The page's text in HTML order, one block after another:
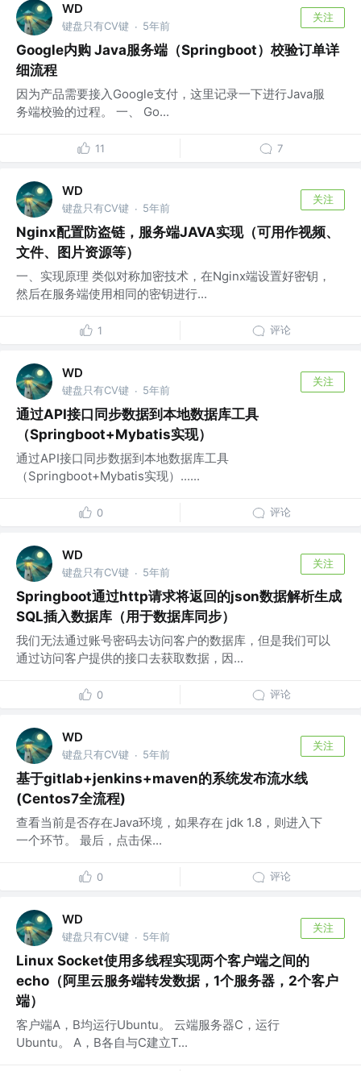
WD
键盘只有CV键 · 5年前
关注
Google内购 Java服务端（Springboot）校验订单详
细流程
因为产品需要接入Google支付，这里记录一下进行Java服
务端校验的过程。 一、 Go...
11 7
WD
键盘只有CV键 · 5年前
关注
Nginx配置防盗链，服务端JAVA实现（可用作视频、
文件、图片资源等）
一、实现原理 类似对称加密技术，在Nginx端设置好密钥，
然后在服务端使用相同的密钥进行...
1 评论
WD
键盘只有CV键 · 5年前
关注
通过API接口同步数据到本地数据库工具
（Springboot+Mybatis实现）
通过API接口同步数据到本地数据库工具
（Springboot+Mybatis实现）......
0 评论
WD
键盘只有CV键 · 5年前
关注
Springboot通过http请求将返回的json数据解析生成
SQL插入数据库（用于数据库同步）
我们无法通过账号密码去访问客户的数据库，但是我们可以
通过访问客户提供的接口去获取数据，因...
0 评论
WD
键盘只有CV键 · 5年前
关注
基于gitlab+jenkins+maven的系统发布流水线
(Centos7全流程)
查看当前是否存在Java环境，如果存在 jdk 1.8，则进入下
一个环节。 最后，点击保...
0 评论
WD
键盘只有CV键 · 5年前
关注
Linux Socket使用多线程实现两个客户端之间的
echo（阿里云服务端转发数据，1个服务器，2个客户
端）
客户端A，B均运行Ubuntu。 云端服务器C，运行
Ubuntu。 A，B各自与C建立T...